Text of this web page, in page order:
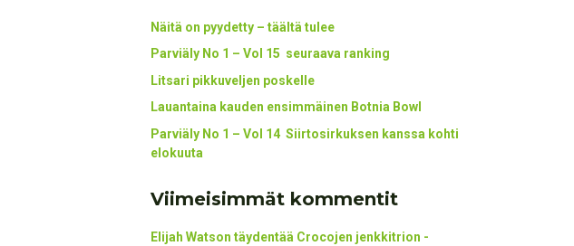
Näitä on pyydetty – täältä tulee
Parviäly No 1 – Vol 15 seuraava ranking
Litsari pikkuveljen poskelle
Lauantaina kauden ensimmäinen Botnia Bowl
Parviäly No 1 – Vol 14 Siirtosirkuksen kanssa kohti
elokuuta
Viimeisimmät kommentit
Elijah Watson täydentää Crocojen jenkkitrion -